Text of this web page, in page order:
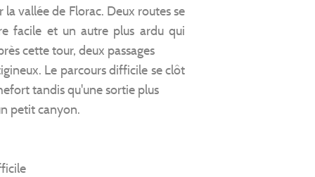
vallée de Florac. Deux routes se
facile et un autre plus ardu qui
cette tour, deux passages
Le parcours difficile se clôt
tandis qu'une sortie plus
petit canyon.